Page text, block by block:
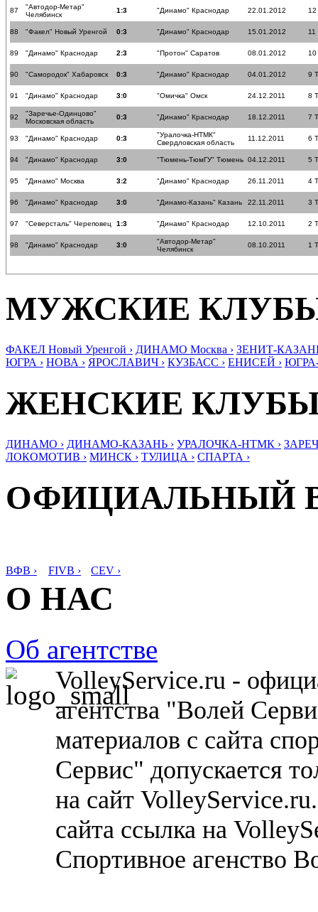
87
"Автодор-Метар"
Челябинск
1:3 "Динамо" Краснодар 22.01.2012 12
88 "Факел" Новый Уренгой 0:3 "Динамо" Краснодар 15.01.2012 11
89 "Динамо" Краснодар 2:3 "Протон" Саратов 08.01.2012 10
90 "Самородок" Хабаровск 0:3 "Динамо" Краснодар 04.01.2012 9
91 "Динамо" Краснодар 3:0 "Омичка" Омск 24.12.2011 8
92
"Заречье-Одинцово"
Московская область
0:3 "Динамо" Краснодар 18.12.2011 7
93 "Динамо" Краснодар 0:3
"Уралочка-НТМК"
Свердловская область
11.12.2011 6
94 "Динамо" Краснодар 3:0 "Тюмень-ТюмГУ" Тюмень 04.12.2011 5
95 "Динамо" Москва 3:2 "Динамо" Краснодар 26.11.2011 4
96 "Динамо" Краснодар 3:0 "Динамо-Казань" Казань 22.11.2011 3
97 "Северсталь" Череповец 1:3 "Динамо" Краснодар 12.10.2011 2
98 "Динамо" Краснодар 3:0
"Автодор-Метар"
Челябинск
08.10.2011 1
МУЖСКИЕ
ФАКЕЛ Новый Уренгой › ДИНАМО Москва › ЗЕНИТ-
ЮГРА › НОВА › ЯРОСЛАВИЧ › КУЗБАСС › ЕНИСЕЙ ›
ЖЕНСКИЕ
ДИНАМО › ДИНАМО-КАЗАНЬ › УРАЛОЧКА-НТМК ›
ЛОКОМОТИВ › МИНСК › ТУЛИЦА › СПАРТА ›
ОФИЦИАЛЬНЫЙ
ВФВ › FIVB › CEV ›
О НАС
Об агентстве
VolleyService.ru -
агентства "Волей
материалов с сайта
Сервис" допускается
на сайт
сайта ссылка на
Спортивное агенство